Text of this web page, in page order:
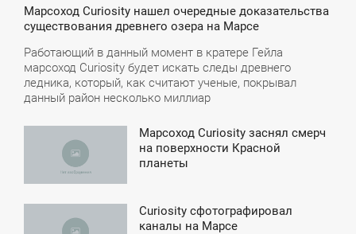
Марсоход Curiosity нашел очередные доказательства
существования древнего озера на Марсе
Работающий в данный момент в кратере Гейла
марсоход Curiosity будет искать следы древнего
ледника, который, как считают ученые, покрывал
данный район несколько миллиар
Марсоход Curiosity заснял смерч
на поверхности Красной
планеты
Curiosity сфотографировал
каналы на Марсе